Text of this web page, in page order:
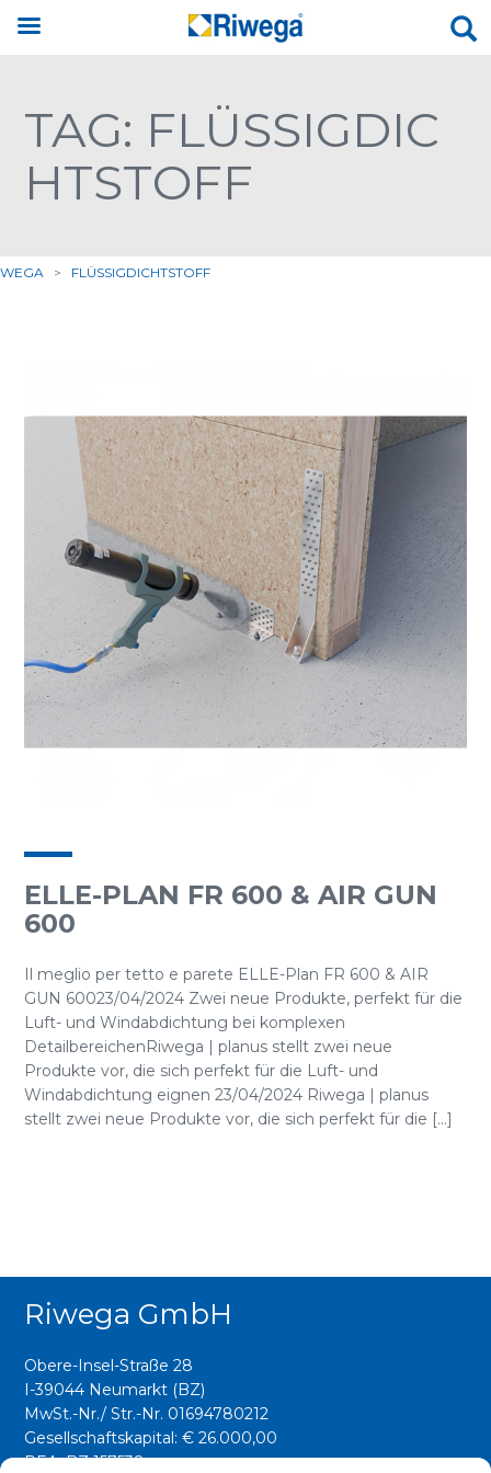
TAG: FLÜSSIGDIC
HTSTOFF
> FLÜSSIGDICHTSTOFF
ELLE-PLAN FR 600 & AIR GUN
600
Il meglio per tetto e parete ELLE-Plan FR 600 & AIR
GUN 60023/04/2024 Zwei neue Produkte, perfekt für die
Luft- und Windabdichtung bei komplexen
DetailbereichenRiwega | planus stellt zwei neue
Produkte vor, die sich perfekt für die Luft- und
Windabdichtung eignen 23/04/2024 Riwega | planus
stellt zwei neue Produkte vor, die sich perfekt für die [...]
Riwega GmbH
Obere-Insel-Straße 28
I-39044 Neumarkt (BZ)
MwSt.-Nr./ Str.-Nr. 01694780212
Gesellschaftskapital: € 26.000,00
REA: BZ 157538